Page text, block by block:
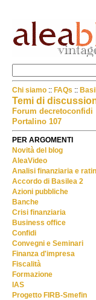
Chi siamo :: FAQs ::
Temi di
Forum decretoconfidi
Portalino 107
PER ARGOMENTI
Novità del blog
AleaVideo
Analisi finanziaria e
Accordo di Basilea 2
Azioni pubbliche
Banche
Crisi finanziaria
Business office
Confidi
Convegni e Seminari
Finanza d'impresa
Fiscalità
Formazione
IAS
Progetto FIRB-Smefin